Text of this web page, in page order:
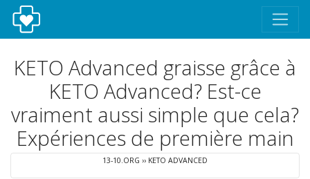
KETO Advanced graisse grâce à
KETO Advanced? Est-ce
vraiment aussi simple que cela?
Expériences de première main
13-10.ORG ›› KETO ADVANCED